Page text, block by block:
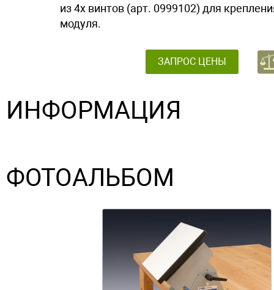
из 4х винтов (арт. 0999102) для
модуля.
ЗАПРОС ЦЕНЫ
ИНФОРМАЦИЯ
ФОТОАЛЬБОМ